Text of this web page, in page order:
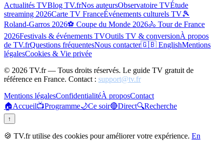
Actualités TVBlog TV.frNos auteursObservatoire TVÉtude
streaming 2026Carte TV FranceÉvénements culturels TV🎾
Roland-Garros 2026⚽ Coupe du Monde 2026🚴 Tour de France
2026Festivals & événements TVOutils TV & conversionÀ propos
de TV.frQuestions fréquentesNous contacter🇬🇧 EnglishMentions
légalesCookies & Vie privée
© 2026 TV.fr — Tous droits réservés. Le guide TV gratuit de
référence en France. Contact : support@tv.fr
Mentions légalesConfidentialitéÀ proposContact
🏠Accueil📺Programme🌙Ce soir🔴Direct🔍Recherche
↑
🍪 TV.fr utilise des cookies pour améliorer votre expérience. En